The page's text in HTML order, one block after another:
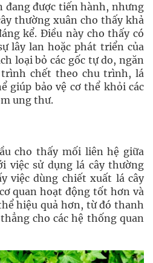
đang được tiến hành, nhưng
thường xuân cho thấy khả
kể. Điều này cho thấy có
lây lan hoặc phát triển của
loại bỏ các gốc tự do, ngăn
trình chết theo chu trình, lá
giúp bảo vệ cơ thể khỏi các
ung thư.
cho thấy mối liên hệ giữa
việc sử dụng lá cây thường
việc dùng chiết xuất lá cây
quan hoạt động tốt hơn và
hiệu quả hơn, từ đó thanh
cho các hệ thống quan